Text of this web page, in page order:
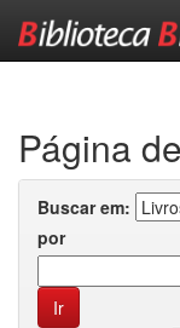
Página
Buscar em:
por